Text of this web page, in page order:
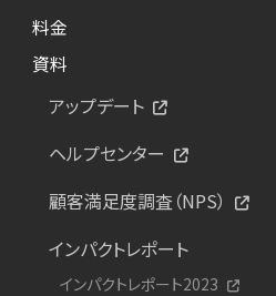
料金
資料
アップデート
ヘルプセンター
顧客満足度調査（NPS）
インパクトレポート
インパクトレポート2023